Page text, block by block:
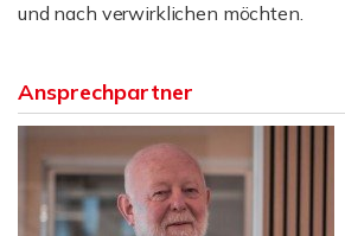
und nach verwirklichen möchten.
Ansprechpartner